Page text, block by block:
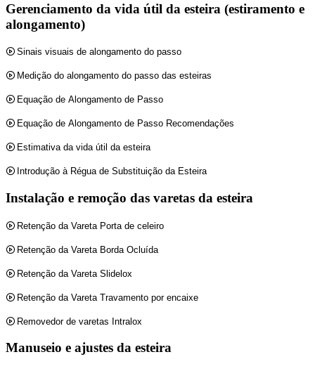
Gerenciamento da vida útil da esteira (estiramento e
alongamento)
Sinais visuais de alongamento do passo
Medição do alongamento do passo das esteiras
Equação de Alongamento de Passo
Equação de Alongamento de Passo Recomendações
Estimativa da vida útil da esteira
Introdução à Régua de Substituição da Esteira
Instalação e remoção das varetas da esteira
Retenção da Vareta Porta de celeiro
Retenção da Vareta Borda Ocluída
Retenção da Vareta Slidelox
Retenção da Vareta Travamento por encaixe
Removedor de varetas Intralox
Manuseio e ajustes da esteira